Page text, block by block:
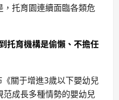
托育園連續面臨各類危
托育機構是偷懶、不擔任
關于增進3歲以下嬰幼兒
成長多種情勢的嬰幼兒